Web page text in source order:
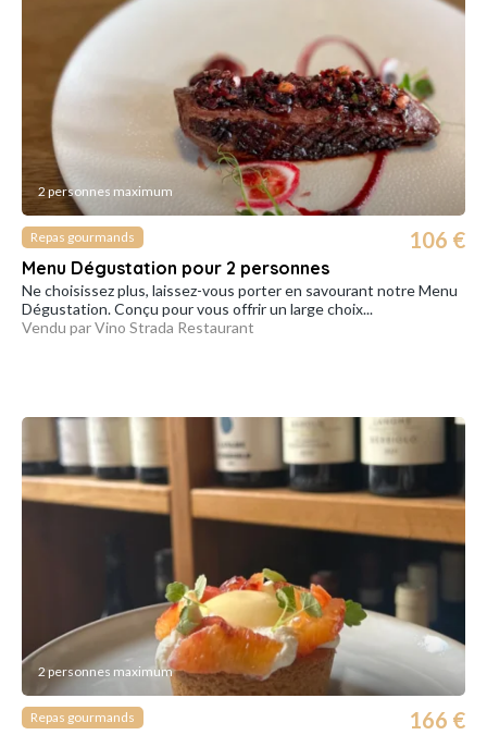
2 personnes maximum
Repas gourmands
Menu Dégustation pour 2 personnes
106 €
Ne choisissez plus, laissez-vous porter en savourant notre Menu
Dégustation. Conçu pour vous offrir un large choix...
Vendu par Vino Strada Restaurant
2 personnes maximum
Repas gourmands 166 €